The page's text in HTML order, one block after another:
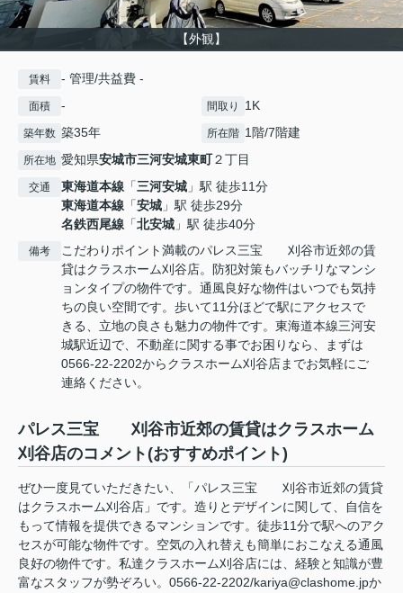
【外観】
賃料 - 管理/共益費 -
面積 - 間取り 1K
築年数 築35年 所在階 1階/7階建
所在地 愛知県安城市三河安城東町２丁目
交通 東海道本線 「三河安城 」駅 徒歩11分
東海道本線 「安城 」駅 徒歩29分
名鉄西尾線 「北安城 」駅 徒歩40分
備考
こだわりポイント満載のパレス三宝 刈谷市近郊の賃
貸はクラスホーム刈谷店。防犯対策もバッチリなマンシ
ョンタイプの物件です。通風良好な物件はいつでも気持
ちの良い空間です。歩いて11分ほどで駅にアクセスで
きる、立地の良さも魅力の物件です。東海道本線三河安
城駅近辺で、不動産に関する事でお困りなら、まずは
0566-22-2202からクラスホーム刈谷店までお気軽にご
連絡ください。
パレス三宝 刈谷市近郊の賃貸はクラスホーム
刈谷店のコメント(おすすめポイント)
ぜひ一度見ていただきたい、「パレス三宝 刈谷市近郊の賃貸
はクラスホーム刈谷店」です。造りとデザインに関して、自信を
もって情報を提供できるマンションです。徒歩11分で駅へのアク
セスが可能な物件です。空気の入れ替えも簡単におこなえる通風
良好の物件です。私達クラスホーム刈谷店には、経験と知識が豊
富なスタッフが勢ぞろい。0566-22-2202/kariya@clashome.jpか